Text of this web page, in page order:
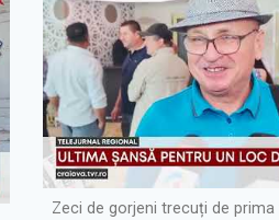
Zeci de gorjeni trecuți de prima